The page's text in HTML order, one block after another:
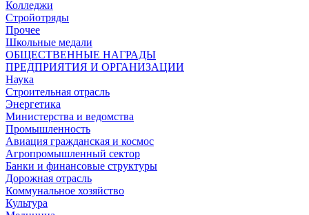
Колледжи
Стройотряды
Прочее
Школьные медали
ОБЩЕСТВЕННЫЕ НАГРАДЫ
ПРЕДПРИЯТИЯ И ОРГАНИЗАЦИИ
Наука
Строительная отрасль
Энергетика
Министерства и ведомства
Промышленность
Авиация гражданская и космос
Агропромышленный сектор
Банки и финансовые структуры
Дорожная отрасль
Коммунальное хозяйство
Культура